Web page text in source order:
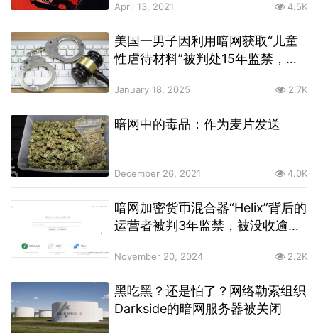
April 13, 2021 4.5K
美国一男子因利用暗网获取“儿童
性虐待材料”被判处15年监禁，终
January 18, 2025 2.7K
暗网中的毒品：作为麦片发送
December 26, 2021 4.0K
暗网加密货币混合器“Helix”背后的
运营者被判3年监禁，被没收逾4
November 20, 2024 2.2K
黑吃黑？还是怕了？网络勒索组织
Darkside的暗网服务器被关闭